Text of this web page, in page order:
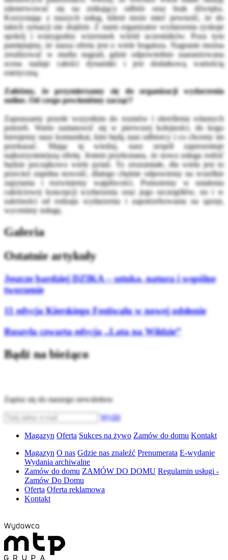
zdenerwować się na znikający odbiór oraz brak dźwięku.
Korzystając z naszych usług, klient może mieć pewność, że do
takich sytuacji nie dojdzie. Z nami organizator wydarzenia zyskuje
spokój i wiarygodny wizerunek wśród uczestników. Poza tym
pamiętajmy, że nasza oferta jest o wiele bogatsza. Nagranie można
zrealizować w studiu nagrań, gdzie odpowiednio zaaranżowana
scena nadaje całości dynamiki i jest dodatkową wartością
estetyczną.
Załóżmy, że przymierzamy się do organizacji wydarzenia
online. Od czego powinniśmy zacząć?
Zapraszamy przede wszystkim do rozmów i określenia własnych
potrzeb. Warto zastanowić się w pierwszej kolejności, do kogo
kierujemy nasz komunikat, kim będą nasi odbiorcy i co chcemy im
przekazać. Mając tę wiedzę, nasz zespół zaprezentuje
najkorzystniejszą ofertę. Jestem przekonana, że nowa usługa rodzić
będzie początkowo wiele pytań. To zrozumiałe, dla wielu jest to
przecież zupełna nowość, dlatego chętnie odpowiemy na wszelkie
zapytania i rozwiejemy wątpliwości. Pomożemy w ustaleniu
całościowej koncepcji wydarzenia oraz jego szczegółów, no i w
zależności od rodzaju wydarzenia i zapotrzebowania na sprzęt,
wycenimy usługę.
Galeria
Ostatnie artykuły
Jeszcze bardziej DZIKA – sztuka, natura i wspólne
tworzenie
11 edycja Kierskiego Festiwalu w nowej odsłonie
Ruszyła czwarta edycja „Lata na Wildzie”
Bądź na bieżąco
Zapisz się do naszego newslettera
Wyślij
Magazyn Oferta Sukces na żywo Zamów do domu Kontakt
Magazyn O nas Gdzie nas znaleźć Prenumerata E-wydanie
Wydania archiwalne
Zamów do domu ZAMÓW DO DOMU Regulamin usługi -
Zamów Do Domu
Oferta Oferta reklamowa
Kontakt